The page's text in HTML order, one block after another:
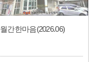
월간한마음(2026.06)